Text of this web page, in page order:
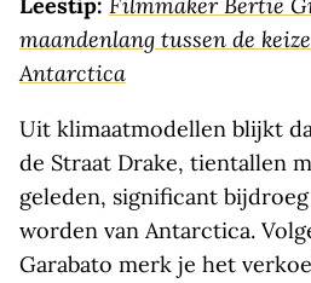
maandenlang tussen de
Antarctica
Uit klimaatmodellen blijkt
de Straat Drake, tientallen
geleden, significant
worden van Antarctica.
Garabato merk je het